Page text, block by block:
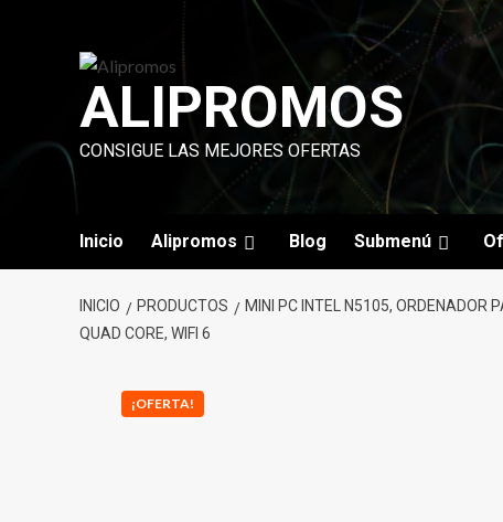
ALIPROMOS
CONSIGUE LAS MEJORES OFERTAS
Inicio Alipromos Blog Submenú
INICIO PRODUCTOS
MINI PC INTEL N5105, ORDENADOR
QUAD CORE, WIFI 6
¡OFERTA!